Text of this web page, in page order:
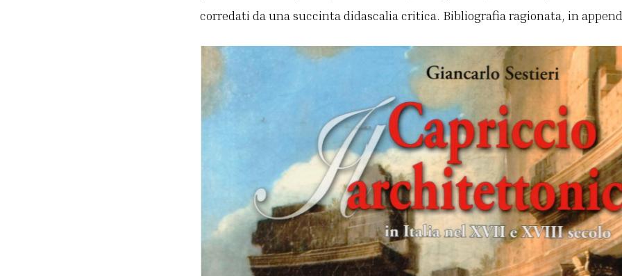
corredati da una succinta didascalia critica. Bibliografia ragionata, in